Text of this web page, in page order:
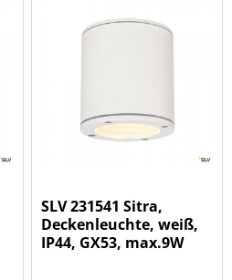
SLV 231541 Sitra,
Deckenleuchte, weiß,
IP44, GX53, max.9W